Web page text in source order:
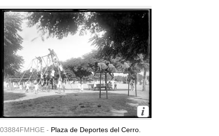
03884FMHGE - Plaza de Deportes del Cerro.